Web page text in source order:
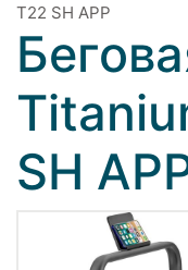
T22 SH APP
SH